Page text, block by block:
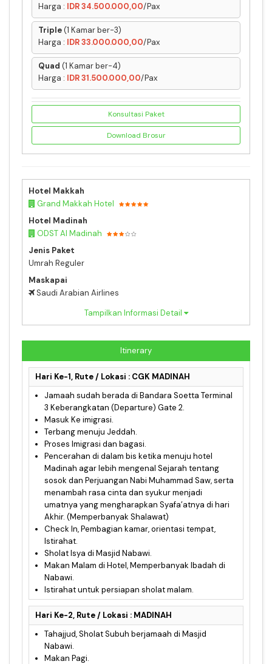
Harga : IDR 34.500.000,00/Pax
Triple(1 Kamar ber-3)
Harga : IDR 33.000.000,00/Pax
Quad (1 Kamar ber-4)
Harga : IDR 31.500.000,00/Pax
Konsultasi Paket
Download Brosur
Hotel Makkah
Grand Makkah Hotel
Hotel Madinah
ODST Al Madinah
Jenis Paket
Umrah Reguler
Maskapai
Saudi Arabian Airlines
Tampilkan Informasi Detail
Itinerary
Hari Ke-1, Rute / Lokasi : CGK MADINAH
Jamaah sudah berada di Bandara Soetta Terminal
3 Keberangkatan (Departure) Gate 2.
Masuk Ke imigrasi.
Terbang menuju Jeddah.
Proses Imigrasi dan bagasi.
Pencerahan di dalam bis ketika menuju hotel
Madinah agar lebih mengenal Sejarah tentang
sosok dan Perjuangan Nabi Muhammad Saw, serta
menambah rasa cinta dan syukur menjadi
umatnya yang mengharapkan Syafa’atnya di hari
Akhir. (Memperbanyak Shalawat)
Check In, Pembagian kamar, orientasi tempat,
Istirahat.
Sholat Isya di Masjid Nabawi.
Makan Malam di Hotel, Memperbanyak Ibadah di
Nabawi.
Istirahat untuk persiapan sholat malam.
Hari Ke-2, Rute / Lokasi : MADINAH
Tahajjud, Sholat Subuh berjamaah di Masjid
Nabawi.
Makan Pagi.